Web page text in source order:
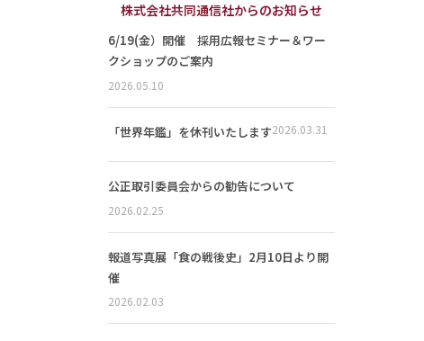
株式会社共同通信社からのお知らせ
6/19(金）開催 採用広報セミナー＆ワー
クショップのご案内
2026.05.10
「世界年鑑」を休刊いたします2026.03.31
公正取引委員会からの勧告について
2026.02.25
報道写真展「食の戦後史」2月10日より開
催
2026.02.03